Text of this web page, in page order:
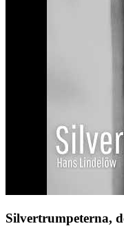
Silvertrumpeterna,